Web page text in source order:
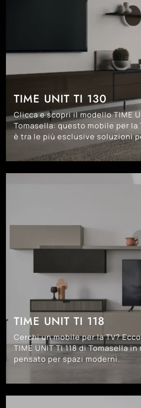
TIME UNIT TI 130
Clicca e scopri il modello TIME
Tomasella: questo mobile per la
è tra le più esclusive soluzioni
TIME UNIT TI 118
Cerchi un mobile per la TV?
TIME UNIT TI 118 di Tomasella
pensato per spazi moderni.